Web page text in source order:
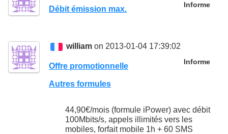
Informe
Débit émission max.
william on 2013-01-04 17:39:02
Informe
Offre promotionnelle
Autres formules
44,90€/mois (formule iPower) avec débit
100Mbits/s, appels illimités vers les
mobiles, forfait mobile 1h + 60 SMS